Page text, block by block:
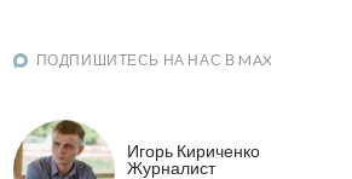
ПОДПИШИТЕСЬ НА НАС В MAX
Игорь Кириченко
Журналист